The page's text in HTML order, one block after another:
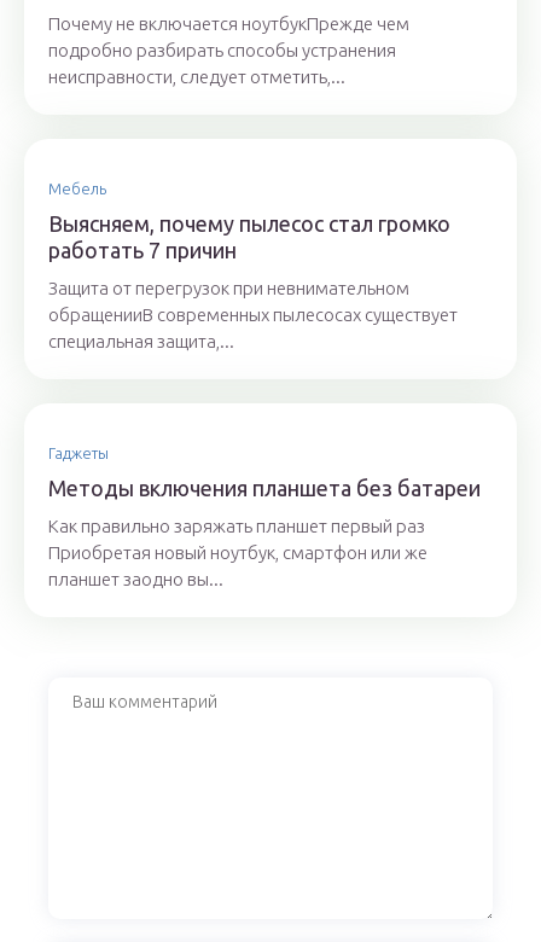
Почему не включается ноутбукПрежде чем
подробно разбирать способы устранения
неисправности, следует отметить,...
Мебель
Выясняем, почему пылесос стал громко
работать 7 причин
Защита от перегрузок при невнимательном
обращенииВ современных пылесосах существует
специальная защита,...
Гаджеты
Методы включения планшета без батареи
Как правильно заряжать планшет первый раз
Приобретая новый ноутбук, смартфон или же
планшет заодно вы...